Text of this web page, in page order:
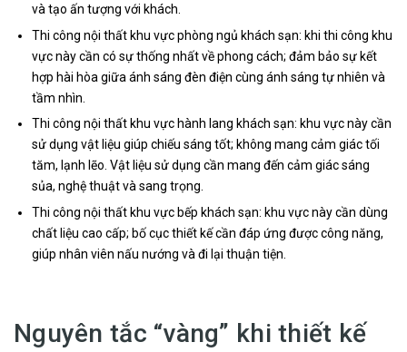
và tạo ấn tượng với khách.
Thi công nội thất khu vực phòng ngủ khách sạn: khi thi công khu
vực này cần có sự thống nhất về phong cách; đảm bảo sự kết
hợp hài hòa giữa ánh sáng đèn điện cùng ánh sáng tự nhiên và
tầm nhìn.
Thi công nội thất khu vực hành lang khách sạn: khu vực này cần
sử dụng vật liệu giúp chiếu sáng tốt; không mang cảm giác tối
tăm, lạnh lẽo. Vật liệu sử dụng cần mang đến cảm giác sáng
sủa, nghệ thuật và sang trọng.
Thi công nội thất khu vực bếp khách sạn: khu vực này cần dùng
chất liệu cao cấp; bố cục thiết kế cần đáp ứng được công năng,
giúp nhân viên nấu nướng và đi lại thuận tiện.
Nguyên tắc “vàng” khi thiết kế